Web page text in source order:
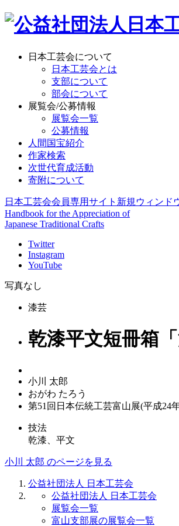
日本工芸会について
日本工芸会とは
支部について
部会について
展覧会/公募情報
展覧会一覧
公募情報
人間国宝紹介
作家検索
次世代育成活動
寄附について
日本工芸会会員専用サイト 新規ウィンド
Handbook for the Appreciation of
Japanese Traditional Crafts
Twitter
Instagram
YouTube
写真なし
漆芸
乾漆平文短冊箱「
小川 太郎
おがわ たろう
第51回日本伝統工芸富山展(平成24
技法
乾漆、平文
小川 太郎 のページを見る
公益社団法人 日本工芸会
公益社団法人 日本工芸会
展覧会一覧
富山支部展の展覧会一覧